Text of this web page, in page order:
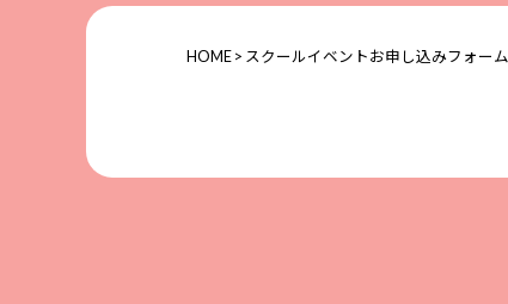
HOME > スクールイベントお申し込みフォーム